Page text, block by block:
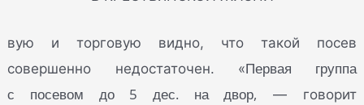
вую и торговую видно, что такой посев
совершенно недостаточен. «Первая группа
с посевом до 5 дес. на двор, — говорит